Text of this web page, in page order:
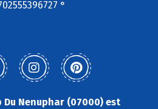
°
Nenuphar (07000) est